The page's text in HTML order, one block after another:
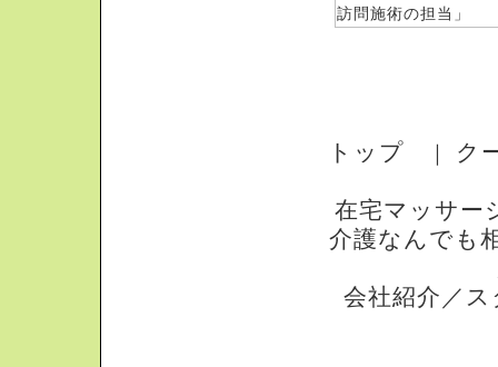
トップ ｜ ク
在宅マッサー
介護なんでも
会社紹介／